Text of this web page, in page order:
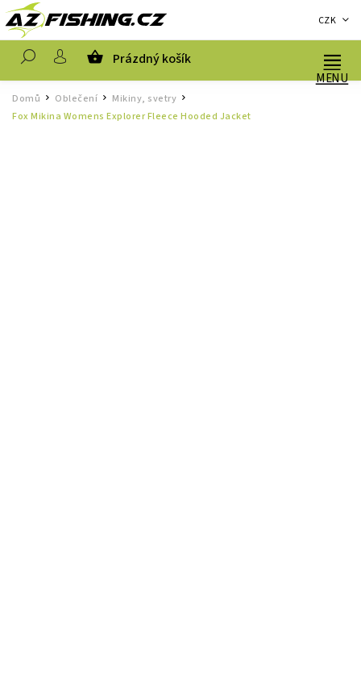
CZK
Prázdný košík
Domů / Oblečení / Mikiny, svetry /
Fox Mikina Womens Explorer Fleece Hooded Jacket